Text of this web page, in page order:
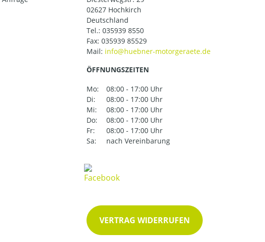
02627 Hochkirch
Deutschland
Tel.: 035939 8550
Fax: 035939 85529
Mail:
ÖFFNUNGSZEITEN
Mo:
08:00 - 17:00 Uhr
Di:
08:00 - 17:00 Uhr
Mi:
08:00 - 17:00 Uhr
Do:
08:00 - 17:00 Uhr
Fr:
08:00 - 17:00 Uhr
Sa:
nach Vereinbarung
VERTRAG WIDERRUFEN